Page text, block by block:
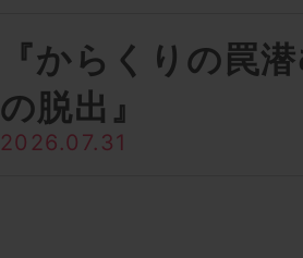
『からくりの罠
の脱出』
2026.07.31